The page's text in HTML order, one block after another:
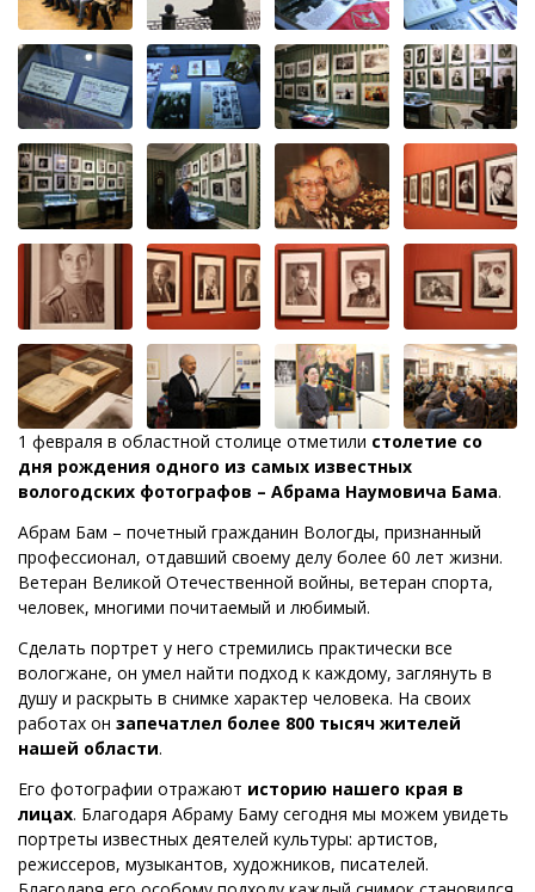
1 февраля в областной столице отметили столетие со
дня рождения одного из самых известных
вологодских фотографов – Абрама Наумовича Бама.
Абрам Бам – почетный гражданин Вологды, признанный
профессионал, отдавший своему делу более 60 лет жизни.
Ветеран Великой Отечественной войны, ветеран спорта,
человек, многими почитаемый и любимый.
Сделать портрет у него стремились практически все
вологжане, он умел найти подход к каждому, заглянуть в
душу и раскрыть в снимке характер человека. На своих
работах он запечатлел более 800 тысяч жителей
нашей области.
Его фотографии отражают историю нашего края в
лицах. Благодаря Абраму Баму сегодня мы можем увидеть
портреты известных деятелей культуры: артистов,
режиссеров, музыкантов, художников, писателей.